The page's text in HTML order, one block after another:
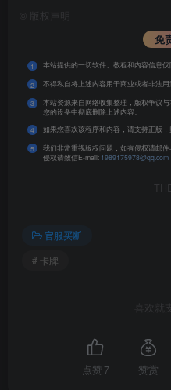
版权声明
免
1 本站提供的一切软件、教程和内容信息仅
2 不得私自将上述内容用于商业或者非法用
3
本站资源来自网络收集整理，版权争议
您的设备中彻底删除上述内容。
4
如果您喜欢该程序和内容，请支持正版，
5
我们非常重视版权问题，如有侵权请邮
侵权请致信E-mail: 1989175978@qq.com
官服买断
# 卡牌
喜欢就
点赞 7 赞赏